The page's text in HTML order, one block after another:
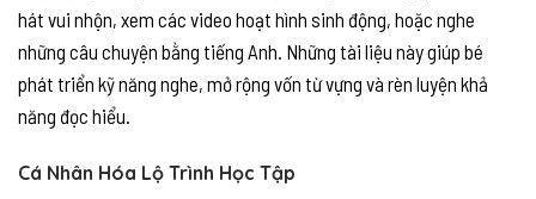
hát vui nhộn, xem các video hoạt hình sinh động, hoặc nghe
những câu chuyện bằng tiếng Anh. Những tài liệu này giúp bé
phát triển kỹ năng nghe, mở rộng vốn từ vựng và rèn luyện khả
năng đọc hiểu.
Cá Nhân Hóa Lộ Trình Học Tập